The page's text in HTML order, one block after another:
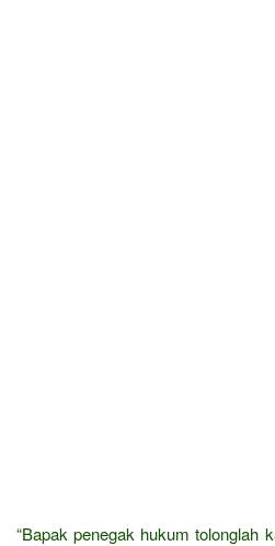
“Bapak penegak hukum tolonglah